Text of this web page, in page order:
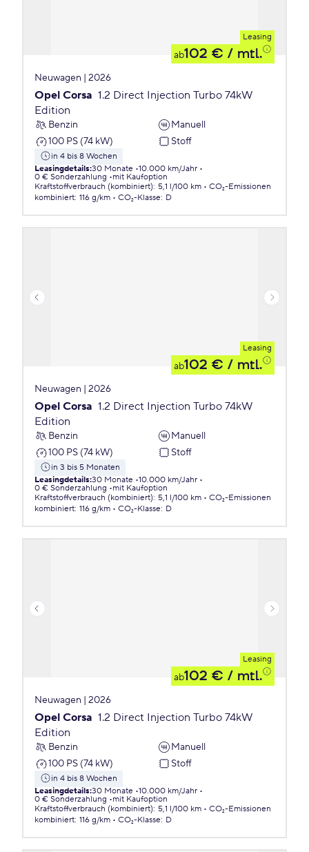
Leasing
ab102 € / mtl.
Neuwagen | 2026
Opel Corsa 1.2 Direct Injection Turbo 74kW
Edition
Benzin
Manuell
100 PS (74 kW)
Stoff
in 4 bis 8 Wochen
Leasingdetails:30 Monate 10.000 km/Jahr
0 € Sonderzahlung
mit Kaufoption
Kraftstoffverbrauch (kombiniert): 5,1 l/100 km
CO₂-Emissionen
kombiniert: 116 g/km CO₂-Klasse: D
Leasing
ab102 € / mtl.
Neuwagen | 2026
Opel Corsa 1.2 Direct Injection Turbo 74kW
Edition
Benzin
Manuell
100 PS (74 kW)
Stoff
in 3 bis 5 Monaten
Leasingdetails:30 Monate 10.000 km/Jahr
0 € Sonderzahlung
mit Kaufoption
Kraftstoffverbrauch (kombiniert): 5,1 l/100 km
CO₂-Emissionen
kombiniert: 116 g/km CO₂-Klasse: D
Leasing
ab102 € / mtl.
Neuwagen | 2026
Opel Corsa 1.2 Direct Injection Turbo 74kW
Edition
Benzin
Manuell
100 PS (74 kW)
Stoff
in 4 bis 8 Wochen
Leasingdetails:30 Monate 10.000 km/Jahr
0 € Sonderzahlung
mit Kaufoption
Kraftstoffverbrauch (kombiniert): 5,1 l/100 km
CO₂-Emissionen
kombiniert: 116 g/km CO₂-Klasse: D